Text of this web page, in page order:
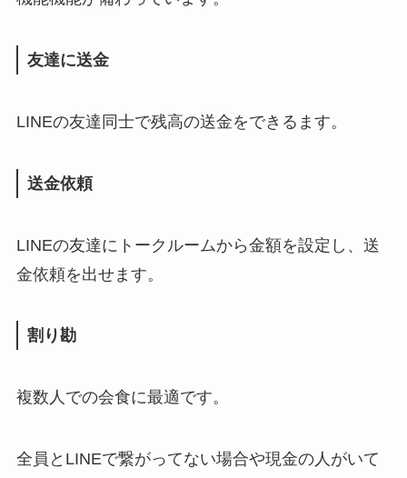
友達に送金
LINEの友達同士で残高の送金をできるます。
送金依頼
LINEの友達にトークルームから金額を設定し、送
金依頼を出せます。
割り勘
複数人での会食に最適です。
全員とLINEで繋がってない場合や現金の人がいて